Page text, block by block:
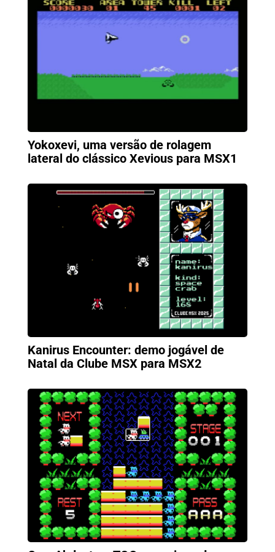
Yokoxevi, uma versão de rolagem
lateral do clássico Xevious para MSX1
Kanirus Encounter: demo jogável de
Natal da Clube MSX para MSX2